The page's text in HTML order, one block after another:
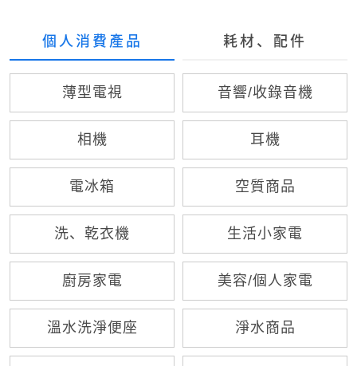
個人消費產品 耗材、配件
薄型電視 音響/收錄音機
相機 耳機
電冰箱 空質商品
洗、乾衣機 生活小家電
廚房家電 美容/個人家電
溫水洗淨便座 淨水商品